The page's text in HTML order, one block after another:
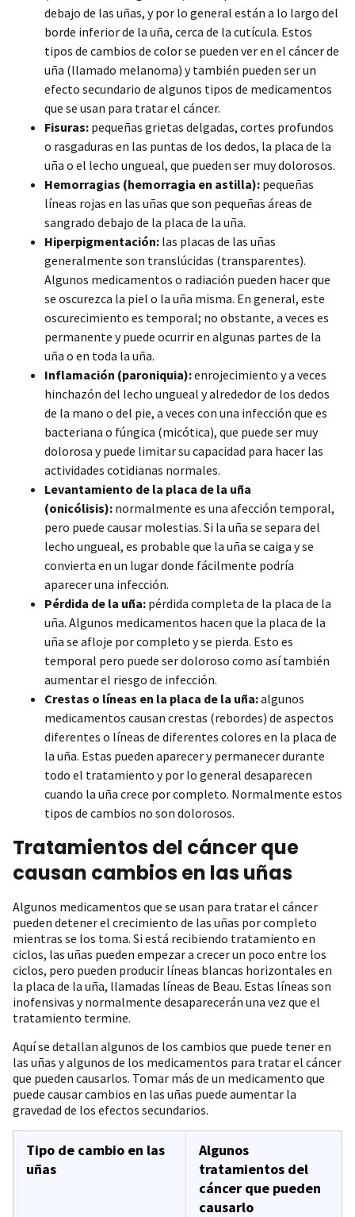
debajo de las uñas, y por lo general están a lo largo del
borde inferior de la uña, cerca de la cutícula. Estos
tipos de cambios de color se pueden ver en el cáncer de
uña (llamado melanoma) y también pueden ser un
efecto secundario de algunos tipos de medicamentos
que se usan para tratar el cáncer.
Fisuras: pequeñas grietas delgadas, cortes profundos
o rasgaduras en las puntas de los dedos, la placa de la
uña o el lecho ungueal, que pueden ser muy dolorosos.
Hemorragias (hemorragia en astilla): pequeñas
líneas rojas en las uñas que son pequeñas áreas de
sangrado debajo de la placa de la uña.
Hiperpigmentación: las placas de las uñas
generalmente son translúcidas (transparentes).
Algunos medicamentos o radiación pueden hacer que
se oscurezca la piel o la uña misma. En general, este
oscurecimiento es temporal; no obstante, a veces es
permanente y puede ocurrir en algunas partes de la
uña o en toda la uña.
Inflamación (paroniquia):enrojecimiento y a veces
hinchazón del lecho ungueal y alrededor de los dedos
de la mano o del pie, a veces con una infección que es
bacteriana o fúngica (micótica), que puede ser muy
dolorosa y puede limitar su capacidad para hacer las
actividades cotidianas normales.
Levantamiento de la placa de la uña
(onicólisis): normalmente es una afección temporal,
pero puede causar molestias. Si la uña se separa del
lecho ungueal, es probable que la uña se caiga y se
convierta en un lugar donde fácilmente podría
aparecer una infección.
Pérdida de la uña: pérdida completa de la placa de la
uña. Algunos medicamentos hacen que la placa de la
uña se afloje por completo y se pierda. Esto es
temporal pero puede ser doloroso como así también
aumentar el riesgo de infección.
Crestas o líneas en la placa de la uña:algunos
medicamentos causan crestas (rebordes) de aspectos
diferentes o líneas de diferentes colores en la placa de
la uña. Estas pueden aparecer y permanecer durante
todo el tratamiento y por lo general desaparecen
cuando la uña crece por completo. Normalmente estos
tipos de cambios no son dolorosos.
Tratamientos del cáncer que
causan cambios en las uñas
Algunos medicamentos que se usan para tratar el cáncer
pueden detener el crecimiento de las uñas por completo
mientras se los toma. Si está recibiendo tratamiento en
ciclos, las uñas pueden empezar a crecer un poco entre los
ciclos, pero pueden producir líneas blancas horizontales en
la placa de la uña, llamadas líneas de Beau. Estas líneas son
inofensivas y normalmente desaparecerán una vez que el
tratamiento termine.
Aquí se detallan algunos de los cambios que puede tener en
las uñas y algunos de los medicamentos para tratar el cáncer
que pueden causarlos. Tomar más de un medicamento que
puede causar cambios en las uñas puede aumentar la
gravedad de los efectos secundarios.
Tipo de cambio en las
uñas
Algunos
tratamientos del
cáncer que pueden
causarlo